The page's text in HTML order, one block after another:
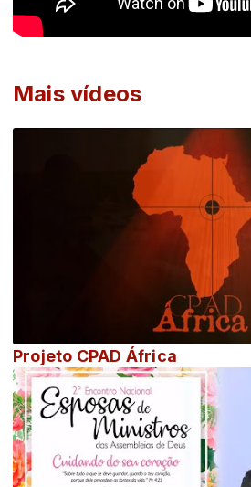
Mais vídeos
Projeto CPAD África